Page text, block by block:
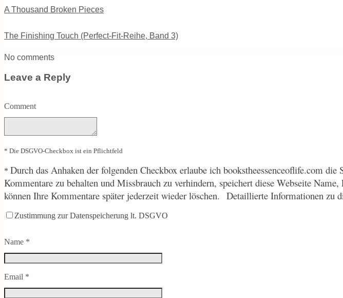
A Thousand Broken Pieces
The Finishing Touch (Perfect-Fit-Reihe, Band 3)
No comments
Leave a Reply
Comment
* Die DSGVO-Checkbox ist ein Pflichtfeld
* Durch das Anhaken der folgenden Checkbox erlaube ich bookstheessenceoflife.com
Kommentare zu behalten und Missbrauch zu verhindern, speichert diese Webseite
können Ihre Kommentare später jederzeit wieder löschen. Detaillierte Informationen zu
Zustimmung zur Datenspeicherung lt. DSGVO
Name *
Email *